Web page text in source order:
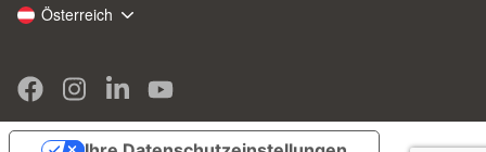
Österreich